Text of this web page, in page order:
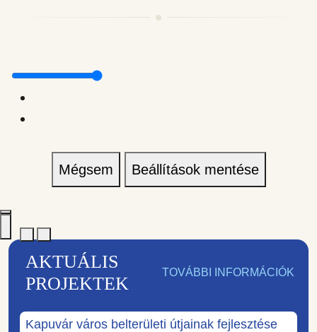
Mégsem Beállítások mentése
AKTUÁLIS
PROJEKTEK
TOVÁBBI INFORMÁCIÓK
Kapuvár város belterületi útjainak fejlesztése